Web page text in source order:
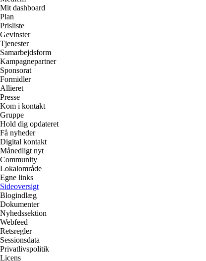
Mit dashboard
Plan
Prisliste
Gevinster
Tjenester
Samarbejdsform
Kampagnepartner
Sponsorat
Formidler
Allieret
Presse
Kom i kontakt
Gruppe
Hold dig opdateret
Få nyheder
Digital kontakt
Månedligt nyt
Community
Lokalområde
Egne links
Sideoversigt
Blogindlæg
Dokumenter
Nyhedssektion
Webfeed
Retsregler
Sessionsdata
Privatlivspolitik
Licens